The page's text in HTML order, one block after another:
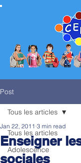
Post
Tous les articles
Adolescence
Tous les articles
Enseigner
sociales
Jan 22, 2011 3 min read